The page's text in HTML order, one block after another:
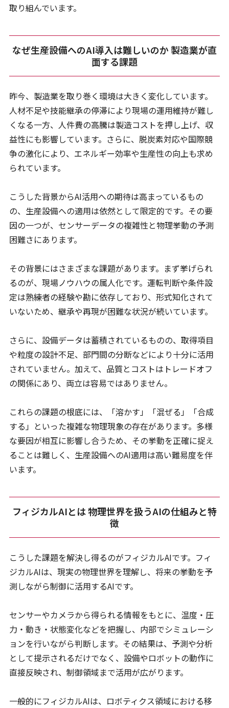
取り組んでいます。
なぜ生産設備へのAI導入は難しいのか 製造業が直
面する課題
昨今、製造業を取り巻く環境は大きく変化しています。
人材不足や技能継承の停滞により現場の運用維持が難し
くなる一方、人件費の高騰は製造コストを押し上げ、収
益性にも影響しています。さらに、脱炭素対応や国際競
争の激化により、エネルギー効率や生産性の向上も求め
られています。
こうした背景からAI活用への期待は高まっているもの
の、生産設備への適用は依然として限定的です。その要
因の一つが、センサーデータの複雑性と物理挙動の予測
困難さにあります。
その背景にはさまざまな課題があります。まず挙げられ
るのが、現場ノウハウの属人化です。運転判断や条件設
定は熟練者の経験や勘に依存しており、形式知化されて
いないため、継承や再現が困難な状況が続いています。
さらに、設備データは蓄積されているものの、取得項目
や粒度の設計不足、部門間の分断などにより十分に活用
されていません。加えて、品質とコストはトレードオフ
の関係にあり、両立は容易ではありません。
これらの課題の根底には、「溶かす」「混ぜる」「合成
する」といった複雑な物理現象の存在があります。多様
な要因が相互に影響し合うため、その挙動を正確に捉え
ることは難しく、生産設備へのAI適用は高い難易度を伴
います。
フィジカルAIとは 物理世界を扱うAIの仕組みと特
徴
こうした課題を解決し得るのがフィジカルAIです。フィ
ジカルAIは、現実の物理世界を理解し、将来の挙動を予
測しながら制御に活用するAIです。
センサーやカメラから得られる情報をもとに、温度・圧
力・動き・状態変化などを把握し、内部でシミュレーシ
ョンを行いながら判断します。その結果は、予測や分析
として提示されるだけでなく、設備やロボットの動作に
直接反映され、制御領域まで活用が広がります。
一般的にフィジカルAIは、ロボティクス領域における移